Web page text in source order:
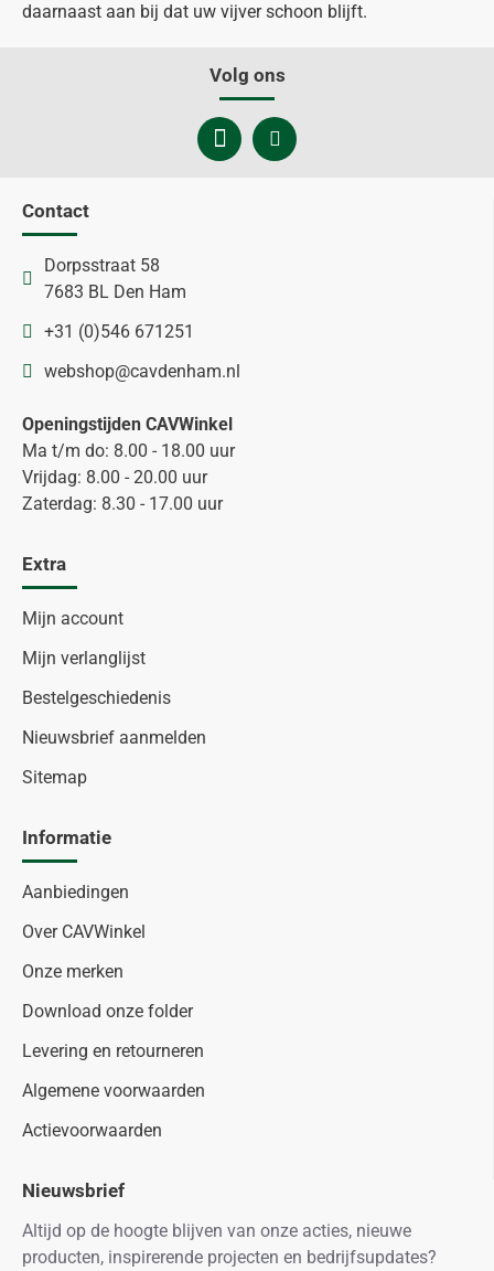
daarnaast aan bij dat uw vijver schoon blijft.
Volg ons
Contact
Dorpsstraat 58
7683 BL Den Ham
+31 (0)546 671251
webshop@cavdenham.nl
Openingstijden CAVWinkel
Ma t/m do: 8.00 - 18.00 uur
Vrijdag: 8.00 - 20.00 uur
Zaterdag: 8.30 - 17.00 uur
Extra
Mijn account
Mijn verlanglijst
Bestelgeschiedenis
Nieuwsbrief aanmelden
Sitemap
Informatie
Aanbiedingen
Over CAVWinkel
Onze merken
Download onze folder
Levering en retourneren
Algemene voorwaarden
Actievoorwaarden
Nieuwsbrief
Altijd op de hoogte blijven van onze acties, nieuwe
producten, inspirerende projecten en bedrijfsupdates?